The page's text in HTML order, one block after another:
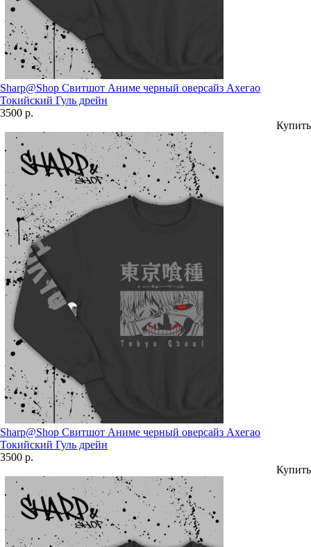
Sharp@Shop Свитшот Аниме черный оверсайз Ахегао
Токийский Гуль дрейн
3500 р.
Купить
Sharp@Shop Свитшот Аниме черный оверсайз Ахегао
Токийский Гуль дрейн
3500 р.
Купить